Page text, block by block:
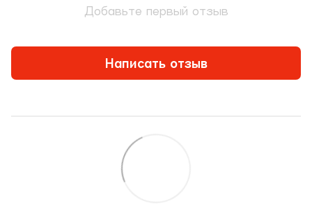
Добавьте первый отзыв
Написать отзыв